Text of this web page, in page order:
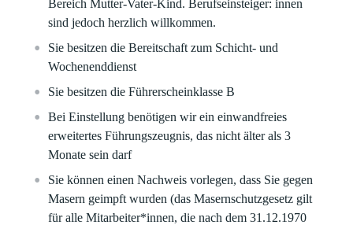
Bereich Mutter-Vater-Kind. Berufseinsteiger: innen
sind jedoch herzlich willkommen.
Sie besitzen die Bereitschaft zum Schicht- und
Wochenenddienst
Sie besitzen die Führerscheinklasse B
Bei Einstellung benötigen wir ein einwandfreies
erweitertes Führungszeugnis, das nicht älter als 3
Monate sein darf
Sie können einen Nachweis vorlegen, dass Sie gegen
Masern geimpft wurden (das Masernschutzgesetz gilt
für alle Mitarbeiter*innen, die nach dem 31.12.1970